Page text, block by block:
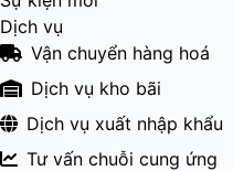
Dịch vụ
Vận chuyển hàng hoá
Dịch vụ kho bãi
Dịch vụ xuất nhập khẩu
Tư vấn chuỗi cung ứng